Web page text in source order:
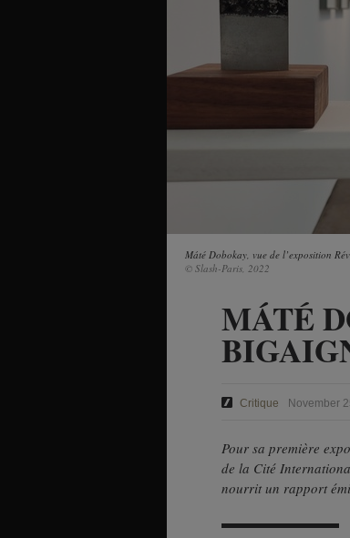
Máté Dobokay, vue de l’exposition
© Slash-Paris, 2022
MÁTÉ
Critique November
Pour sa première
de la Cité
nourrit un rapport